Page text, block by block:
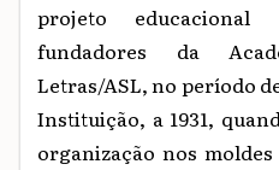
projeto
fundadores da
Letras/ASL, no período
Instituição, a 1931,
organização nos